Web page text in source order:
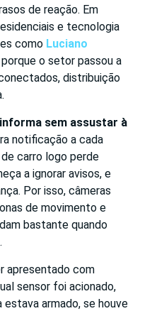
de reação. Em
e tecnologia
como Luciano
o setor passou a
distribuição
sem assustar à
notificação a cada
carro logo perde
a ignorar avisos, e
Por isso, câmeras
de movimento e
bastante quando
apresentado com
sensor foi acionado,
estava armado, se houve